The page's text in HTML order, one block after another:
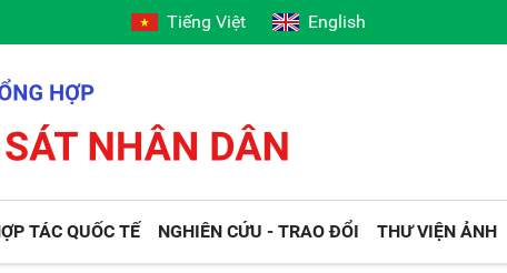
Tiếng Việt English
TÁC QUỐC TẾ NGHIÊN CỨU - TRAO ĐỔI THƯ VIỆN ẢNH